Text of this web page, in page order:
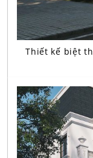
Thiết kế biệt